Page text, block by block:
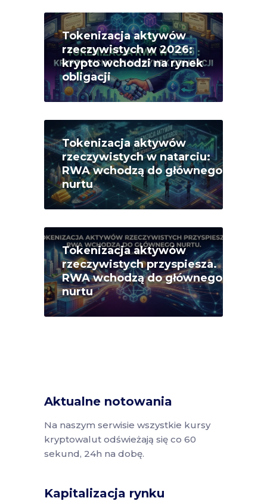
Tokenizacja aktywów
rzeczywistych w 2026:
krypto wchodzi na rynek
obligacji
Tokenizacja aktywów
rzeczywistych w natarciu:
RWA wchodzą do głównego
nurtu
Tokenizacja aktywów
rzeczywistych przyspiesza.
RWA wchodzą do głównego
nurtu
Aktualne notowania
Na naszym serwisie wszystkie kursy
kryptowalut odświeżają się co 60
sekund, 24h na dobę.
Kapitalizacja rynku